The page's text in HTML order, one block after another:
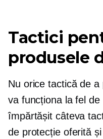
Tactici
produsele
Nu orice tactică de
va funcționa la fel
împărtășit câteva
de protecție oferită